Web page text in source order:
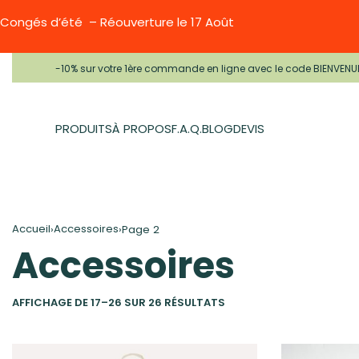
Congés d’été – Réouverture le 17 Août
-10% sur votre 1ère commande en ligne avec le code
PRODUITSÀ PROPOSF.A.Q.BLOGDEVIS
Accueil›Accessoires›Page 2
Accessoires
AFFICHAGE DE 17–26 SUR 26 RÉSULTATS